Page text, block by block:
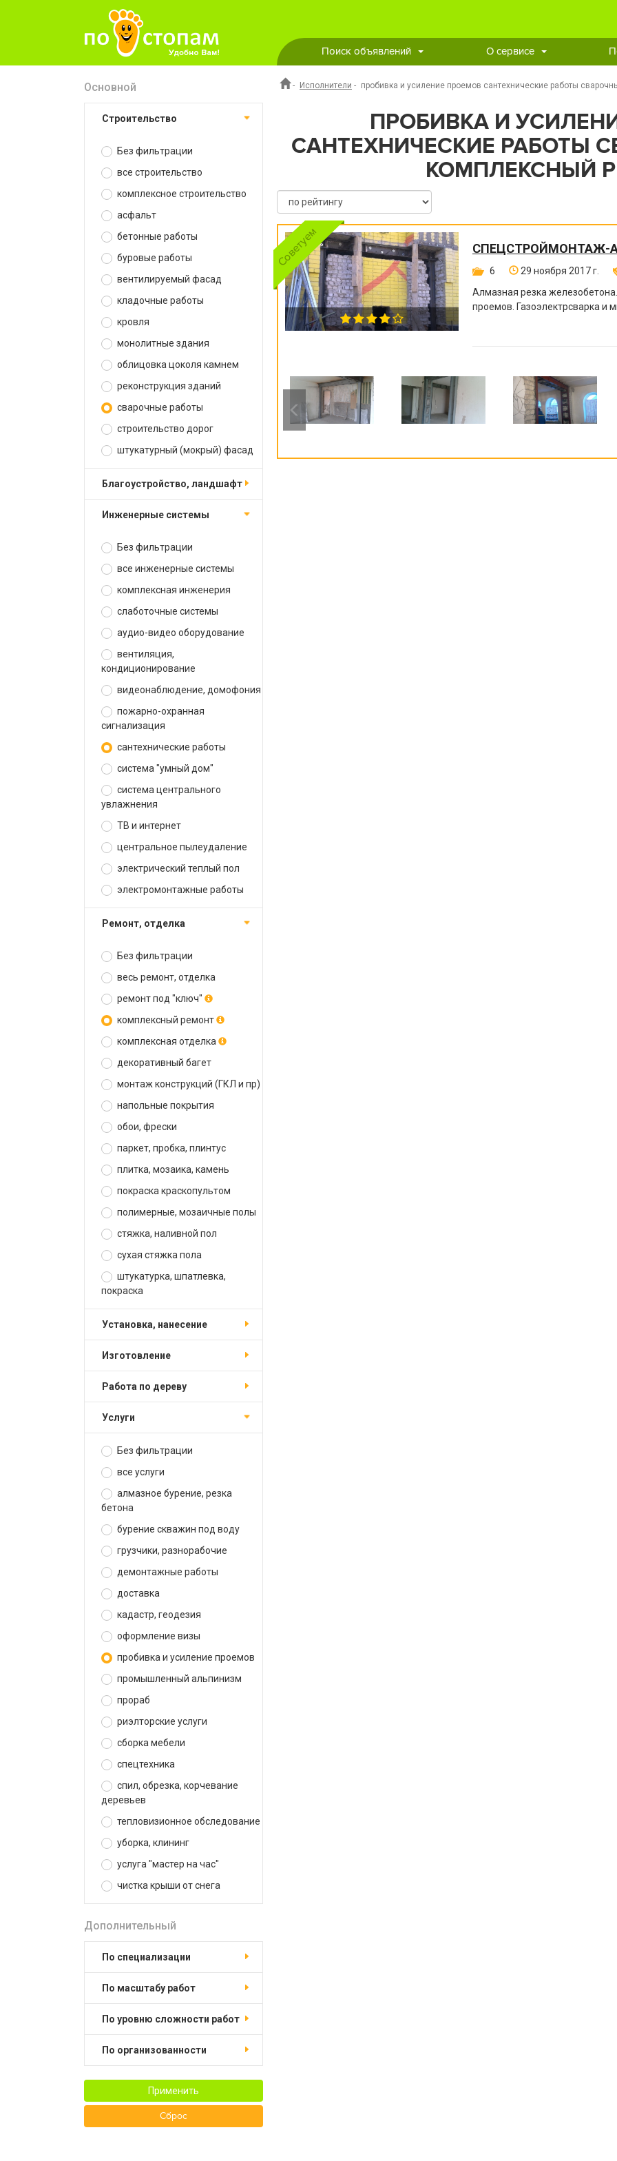
Поиск объявлений О сервисе
Основной
строительство
Без фильтрации
все строительство
комплексное строительство
асфальт
бетонные работы
буровые работы
вентилируемый фасад
кладочные работы
кровля
монолитные здания
облицовка цоколя камнем
реконструкция зданий
сварочные работы
строительство дорог
штукатурный (мокрый) фасад
благоустройство, ландшафт
инженерные системы
Без фильтрации
все инженерные системы
комплексная инженерия
слаботочные системы
аудио-видео оборудование
вентиляция,
кондиционирование
видеонаблюдение, домофония
пожарно-охранная
сигнализация
сантехнические работы
система "умный дом"
система центрального
увлажнения
ТВ и интернет
центральное пылеудаление
электрический теплый пол
электромонтажные работы
ремонт, отделка
Без фильтрации
весь ремонт, отделка
ремонт под "ключ"
комплексный ремонт
комплексная отделка
декоративный багет
монтаж конструкций (ГКЛ и пр)
напольные покрытия
обои, фрески
паркет, пробка, плинтус
плитка, мозаика, камень
покраска краскопультом
полимерные, мозаичные полы
стяжка, наливной пол
сухая стяжка пола
штукатурка, шпатлевка,
покраска
установка, нанесение
изготовление
работа по дереву
услуги
Без фильтрации
все услуги
алмазное бурение, резка
бетона
бурение скважин под воду
грузчики, разнорабочие
демонтажные работы
доставка
кадастр, геодезия
оформление визы
пробивка и усиление проемов
промышленный альпинизм
прораб
риэлторские услуги
сборка мебели
спецтехника
спил, обрезка, корчевание
деревьев
тепловизионное обследование
уборка, клининг
услуга "мастер на час"
чистка крыши от снега
Дополнительный
по специализации
по масштабу работ
по уровню сложности работ
по организованности
Применить
Сброс
- Исполнители - пробивка и усиление проемов сантехнические работы
ПРОБИВКА И
САНТЕХНИЧЕСКИЕ РАБОТЫ
КОМПЛЕКСНЫЙ
СПЕЦСТРОЙМОНТАЖ-
6 29 ноября 2017 г.
Алмазная резка
проемов. Газоэлектрсварка и